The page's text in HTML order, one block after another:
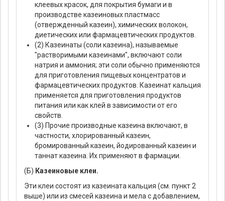
клеевых красок, для покрытия бумаги и в
производстве казеиновых пластмасс
(отвержденный казеин), химических волокон,
диетических или фармацевтических продуктов.
(2) Казеинаты (соли казеина), называемые
"растворимыми казеинами", включают соли
натрия и аммония; эти соли обычно применяются
для приготовления пищевых концентратов и
фармацевтических продуктов. Казеинат кальция
применяется для приготовления продуктов
питания или как клей в зависимости от его
свойств.
(3) Прочие производные казеина включают, в
частности, хлорированный казеин,
бромированный казеин, йодированный казеин и
таннат казеина. Их применяют в фармации.
(Б) Казеиновые клеи.
Эти клеи состоят из казеината кальция (см. пункт 2
выше) или из смесей казеина и мела с добавлением,